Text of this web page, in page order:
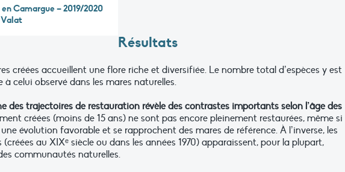
Camargue – 2019/2020
Valat
Résultats
créées accueillent une flore riche et diversifiée. Le nombre total d’espèces y est
celui observé dans les mares naturelles.
des trajectoires de restauration révèle des contrastes importants selon l’âge des
créées (moins de 15 ans) ne sont pas encore pleinement restaurées, même si
évolution favorable et se rapprochent des mares de référence. À l’inverse, les
au XIXᵉ siècle ou dans les années 1970) apparaissent, pour la plupart,
communautés naturelles.